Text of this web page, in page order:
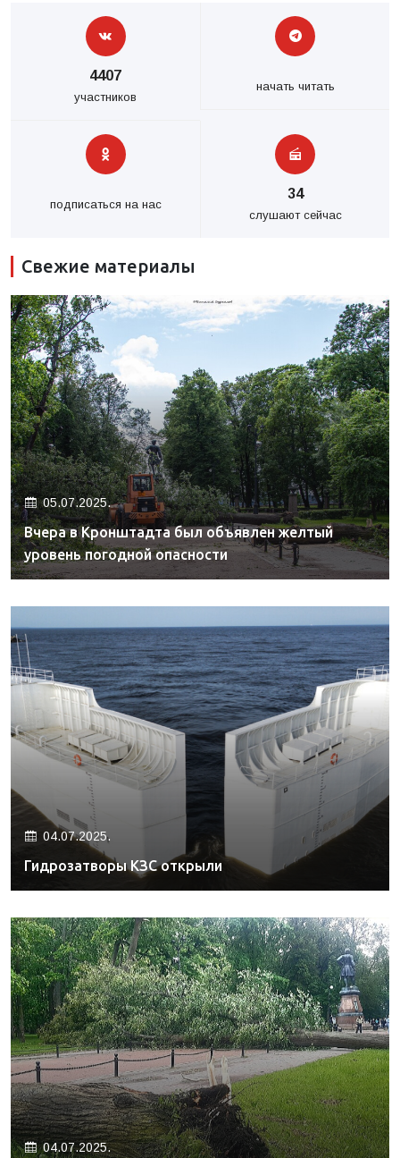
4407
участников
начать читать
подписаться на нас
34
слушают сейчас
Свежие материалы
05.07.2025.
Вчера в Кронштадта был объявлен желтый
уровень погодной опасности
04.07.2025.
Гидрозатворы КЗС открыли
04.07.2025.